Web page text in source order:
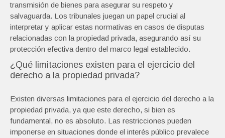
transmisión de bienes para asegurar su respeto y
salvaguarda. Los tribunales juegan un papel crucial al
interpretar y aplicar estas normativas en casos de disputas
relacionadas con la propiedad privada, asegurando así su
protección efectiva dentro del marco legal establecido.
¿Qué limitaciones existen para el ejercicio del
derecho a la propiedad privada?
Existen diversas limitaciones para el ejercicio del derecho a la
propiedad privada, ya que este derecho, si bien es
fundamental, no es absoluto. Las restricciones pueden
imponerse en situaciones donde el interés público prevalece